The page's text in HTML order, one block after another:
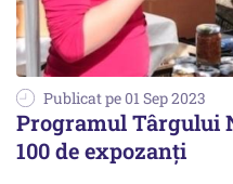
Publicat pe 01 Sep 2023
Programul Târgului
100 de expozanți